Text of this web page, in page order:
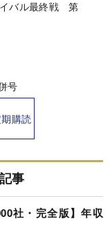
バル最終戦 第
号
購読
事
社・完全版】年収